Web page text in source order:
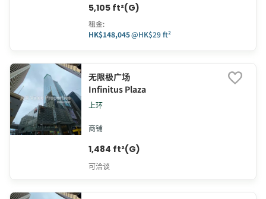
5,105 ft²(G)
租金:
HK$148,045@HK$29 ft²
无限极广场
Infinitus Plaza
上环
商铺
1,484 ft²(G)
可洽谈